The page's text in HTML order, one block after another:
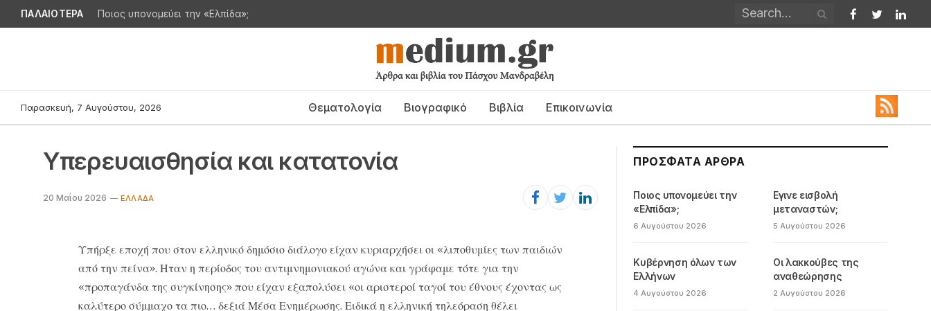
ΠΑΛΑΙΟΤΕΡΑ Ποιος υπονομεύει την «Ελπίδα»;
Facebook
Twitter
Παρασκευή, 7 Αυγούστου, 2026 Θεματολογία Βιογραφικό Βιβλία Επικοινωνία
Υπερευαισθησία και κατατονία
20 Μαΐου 2026 EΛΛΆΔΑ
Υπήρξε εποχή που στον ελληνικό δημόσιο διάλογο είχαν κυριαρχήσει οι «λιποθυμίες των παιδιών
από την πείνα». Ηταν η περίοδος του αντιμνημονιακού αγώνα και γράφαμε τότε για την
«προπαγάνδα της συγκίνησης» που είχαν εξαπολύσει «οι αριστεροί ταγοί του έθνους έχοντας ως
καλύτερο σύμμαχο τα πιο… δεξιά Μέσα Ενημέρωσης. Ειδικά η ελληνική τηλεόραση θέλει
ΠΡΌΣΦΑΤΑ ΆΡΘΡΑ
Ποιος υπονομεύει την
«Ελπίδα»;
6 Αυγούστου 2026
Εγινε εισβολή
μεταναστών;
5 Αυγούστου 2026
Κυβέρνηση όλων των
Ελλήνων
4 Αυγούστου 2026
Οι λακκούβες της
αναθεώρησης
2 Αυγούστου 2026